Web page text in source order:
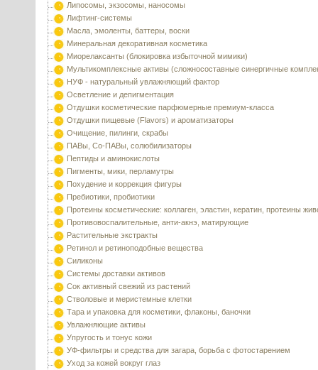
Липосомы, экзосомы, наносомы
Лифтинг-системы
Масла, эмоленты, баттеры, воски
Минеральная декоративная косметика
Миорелаксанты (блокировка избыточной мимики)
Мультикомплексные активы (сложносоставные синергичные
НУФ - натуральный увлажняющий фактор
Осветление и депигментация
Отдушки косметические парфюмерные премиум-класса
Отдушки пищевые (Flavors) и ароматизаторы
Очищение, пилинги, скрабы
ПАВы, Со-ПАВы, солюбилизаторы
Пептиды и аминокислоты
Пигменты, мики, перламутры
Похудение и коррекция фигуры
Пребиотики, пробиотики
Протеины косметические: коллаген, эластин, кератин, протеины
Противовоспалительные, анти-акнэ, матирующие
Растительные экстракты
Ретинол и ретиноподобные вещества
Силиконы
Системы доставки активов
Сок активный свежий из растений
Стволовые и меристемные клетки
Тара и упаковка для косметики, флаконы, баночки
Увлажняющие активы
Упругость и тонус кожи
УФ-фильтры и средства для загара, борьба с фотостарением
Уход за кожей вокруг глаз